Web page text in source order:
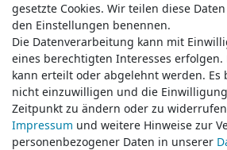
Service & Kontakt
Wünschen Sie einen
service@klamato.de
Schreiben Sie uns:
gesetzte Cookies. Wir teilen diese
den Einstellungen benennen.
Die Datenverarbeitung kann mit
eines berechtigten Interesses erfolgen.
kann erteilt oder abgelehnt werden. Es
nicht einzuwilligen und die
Zeitpunkt zu ändern oder zu
Impressum und weitere Hinweise zur
personenbezogener Daten in unserer
gesetzte Cookies. Wir teilen diese
den Einstellungen benennen.
Die Datenverarbeitung kann mit
eines berechtigten Interesses erfolgen.
kann erteilt oder abgelehnt werden. Es
nicht einzuwilligen und die
Zeitpunkt zu ändern oder zu
Impressum und weitere Hinweise zur
personenbezogener Daten in unserer